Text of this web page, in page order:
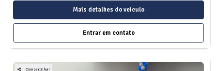
Mais detalhes do veículo
Entrar em contato
Compartilhar